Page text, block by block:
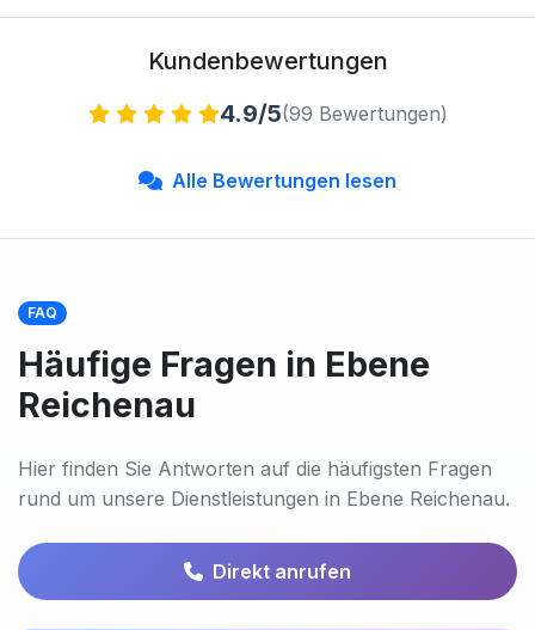
Kundenbewertungen
4.9/5(99 Bewertungen)
Alle Bewertungen lesen
FAQ
Häufige Fragen in Ebene
Reichenau
Hier finden Sie Antworten auf die häufigsten Fragen
rund um unsere Dienstleistungen in Ebene Reichenau.
Direkt anrufen